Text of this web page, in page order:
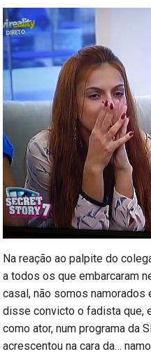
Na reação ao palpite do
a todos os que embarcaram
casal, não somos
disse convicto o fadista que,
como ator, num programa da
acrescentou na cara da…